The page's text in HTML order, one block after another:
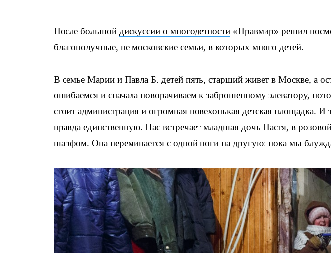
После большой дискуссии о многодетности «Правмир» решил
благополучные, не московские семьи, в которых много детей.
В семье Марии и Павла Б. детей пять, старший живет в Москве, а
ошибаемся и сначала поворачиваем к заброшенному элеватору,
стоит администрация и огромная новехонькая детская площадка. И
правда единственную. Нас встречает младшая дочь Настя, в
шарфом. Она переминается с одной ноги на другую: пока мы